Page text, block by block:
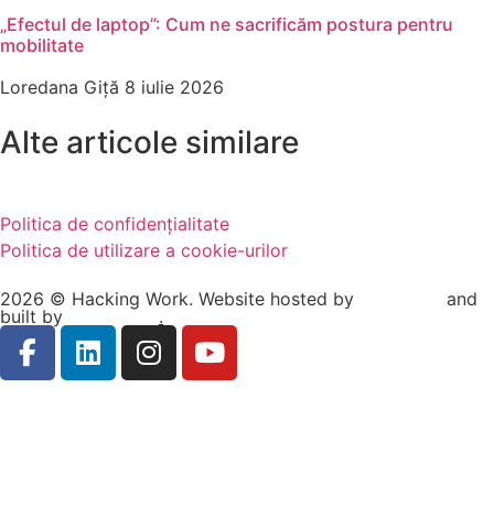
„Efectul de laptop”: Cum ne sacrificăm postura pentru
mobilitate
Loredana Giță 8 iulie 2026
Alte articole similare
Politica de confidențialitate
Politica de utilizare a cookie-urilor
2026 © Hacking Work. Website hosted by
and
built by
Ionuț Sabo .